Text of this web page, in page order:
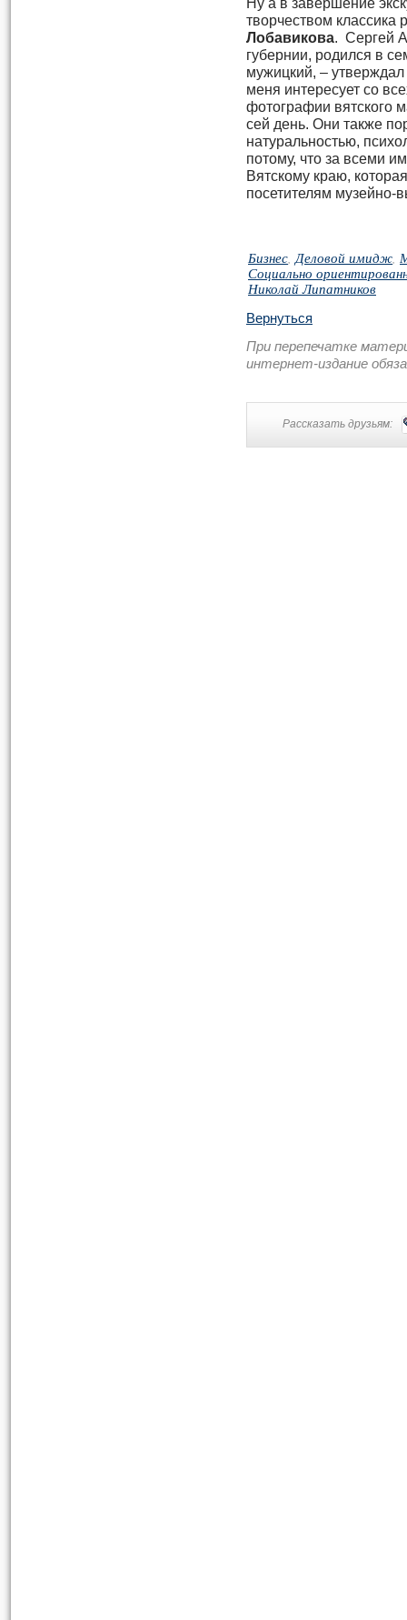
Ну а в завершение
творчеством классика
Лобавикова. Сергей
губернии, родился в
мужицкий, –
меня интересует со
фотографии вятского
сей день. Они также
натуральностью,
потому, что за всеми
Вятскому краю,
посетителям музейно-
Бизнес,Деловой имидж,
Социально
Николай Липатников
Вернуться
При перепечатке
интернет-издание
Рассказать друзьям: